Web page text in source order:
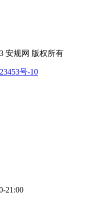
安规网 版权所有
号-10
21:00